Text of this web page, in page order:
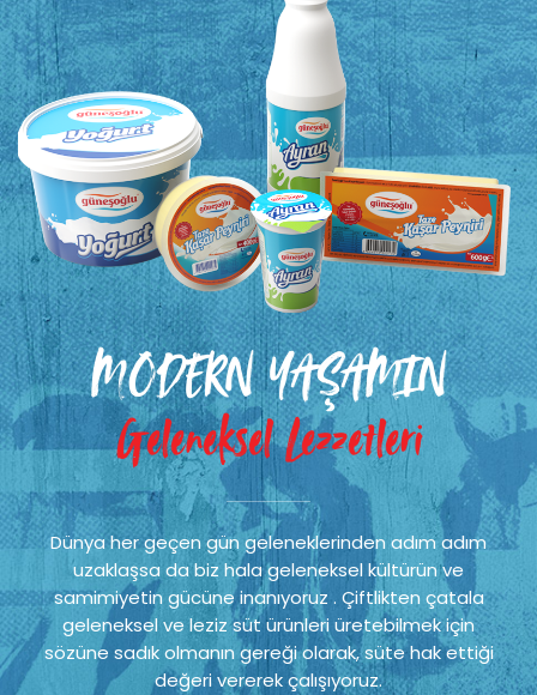
MODERN YAŞAMIN
Geleneksel Lezzetleri
Dünya her geçen gün geleneklerinden adım adım
uzaklaşsa da biz hala geleneksel kültürün ve
samimiyetin gücüne inanıyoruz . Çiftlikten çatala
geleneksel ve leziz süt ürünleri üretebilmek için
sözüne sadık olmanın gereği olarak, süte hak ettiği
değeri vererek çalışıyoruz.